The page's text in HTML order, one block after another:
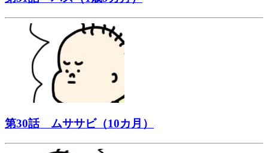
第30話 ムササビ（10カ月）